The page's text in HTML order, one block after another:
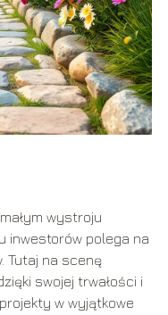
wystroju
inwestorów polega na
Tutaj na scenę
swojej trwałości i
w wyjątkowe